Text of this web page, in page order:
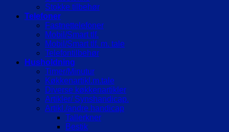
Stokke tilbehør
Telefoner
Fastnettelefoner
Mobil/Smart tlf.
Mobil/Smart tlf. m. tale
Telefontilbehør
Husholdning
Timer/Minutur
Køkkenartikl.m.tale
Diverse køkkenartikler
Artikler/ Synshandicap.
Artikl./andre handicap
Tallerkner
Bestik